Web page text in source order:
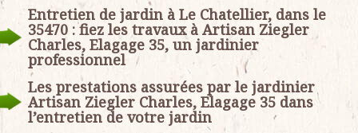
Entretien de jardin à Le Chatellier, dans le
35470 : fiez les travaux à Artisan Ziegler
Charles, Elagage 35, un jardinier
professionnel
Les prestations assurées par le jardinier
Artisan Ziegler Charles, Elagage 35 dans
l’entretien de votre jardin